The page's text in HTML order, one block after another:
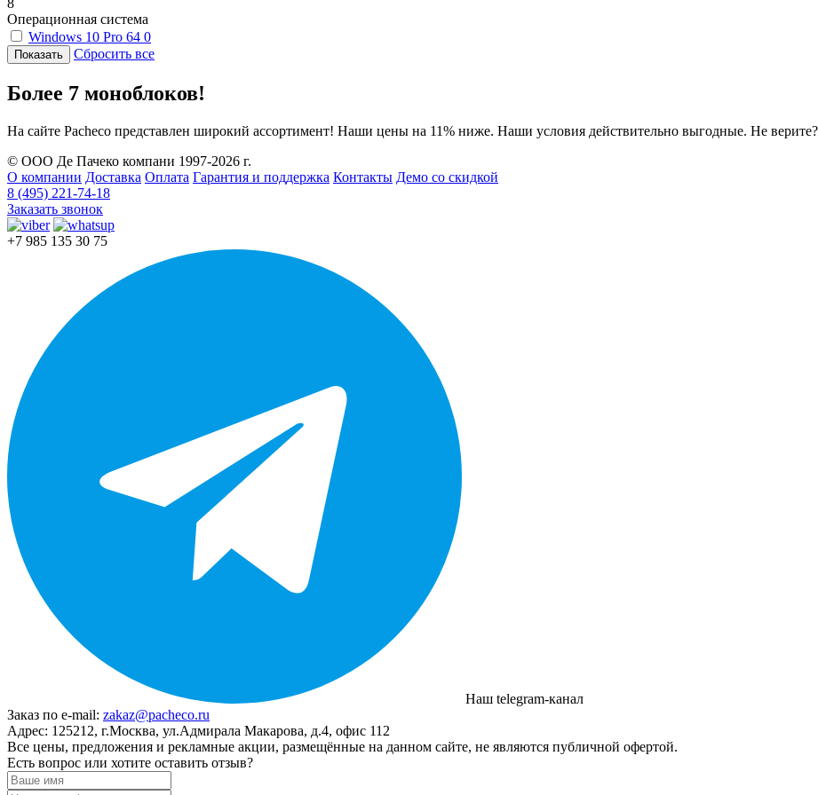
Операционная система
Windows 10 Pro 64 0
Сбросить все
Более 7 моноблоков!
На сайте Pacheco представлен широкий ассортимент! Наши цены на 11% ниже. Наши условия действительно выгодные. Не
© ООО Де Пачеко компани 1997-2026 г.
О компании Доставка Оплата Гарантия и поддержка Контакты Демо со скидкой
8 (495) 221-74-18
Заказать звонок
+7 985 135 30 75
Наш telegram-канал
Заказ по e-mail: zakaz@pacheco.ru
Адрес: 125212, г.Москва, ул.Адмирала Макарова, д.4, офис 112
Все цены, предложения и рекламные акции, размещённые на данном сайте, не являются публичной офертой.
Есть вопрос или хотите оставить отзыв?